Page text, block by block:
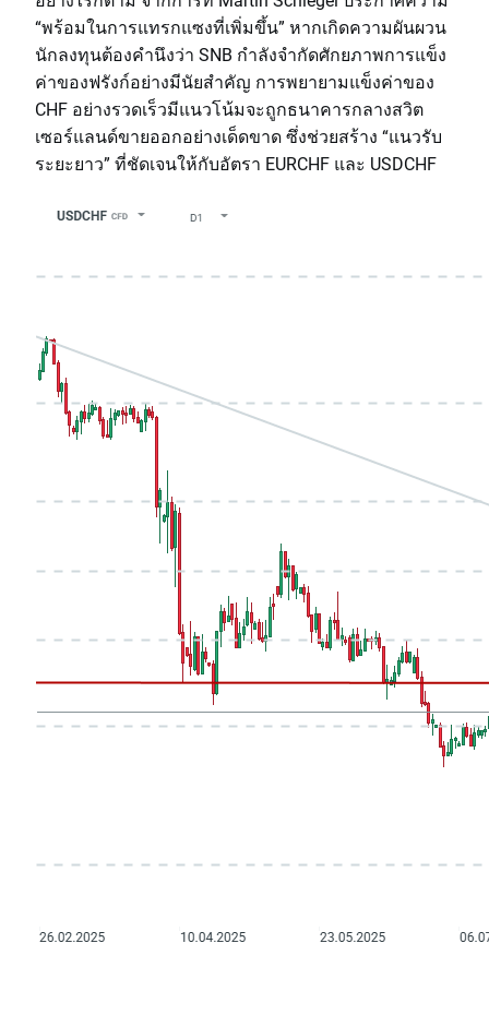
“พร้อมในการแทรกแซงที่เพิ่มขึ้น” หากเกิดความผันผวน
นักลงทุนต้องคำนึงว่า SNB กำลังจำกัดศักยภาพการแข็ง
ค่าของฟรังก์อย่างมีนัยสำคัญ การพยายามแข็งค่าของ
CHF อย่างรวดเร็วมีแนวโน้มจะถูกธนาคารกลางสวิต
เซอร์แลนด์ขายออกอย่างเด็ดขาด ซึ่งช่วยสร้าง “แนวรับ
ระยะยาว” ที่ชัดเจนให้กับอัตรา EURCHF และ USDCHF